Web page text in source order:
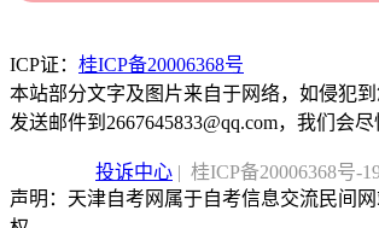
ICP证： 桂ICP备20006368号
本站部分文字及图片来自于网络，如侵犯
发送邮件到2667645833@qq.com，我们会
投诉中心 | 桂ICP备20006368号-
声明：天津自考网属于自考信息交流民间